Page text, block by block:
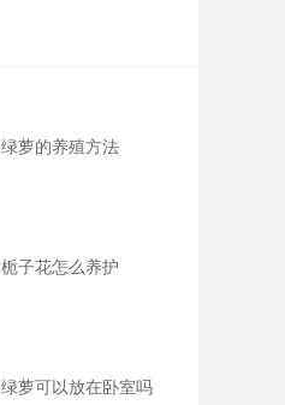
绿萝的养殖方法
栀子花怎么养护
绿萝可以放在卧室吗